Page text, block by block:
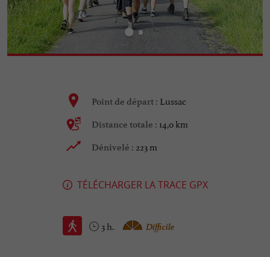
Point de départ : Lussac
Distance totale : 14,0 km
Dénivelé : 223 m
TÉLÉCHARGER LA TRACE GPX
3 h. Difficile